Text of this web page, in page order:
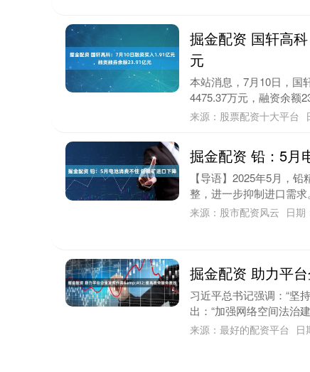
掘金配资 国轩高
元
本站消息，7月10日，国
4475.37万元，融资余额
来源：股票配资十大平台
掘金配资 铅：5月
【导语】2025年5月，
整，进一步抑制进口需
来源：股市配资风云 日期
掘金配资 助力平
习近平总书记强调：“坚
出：“加强网络空间法治
来源：最好的配资平台 日